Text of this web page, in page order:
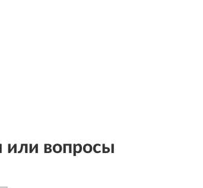
или вопросы